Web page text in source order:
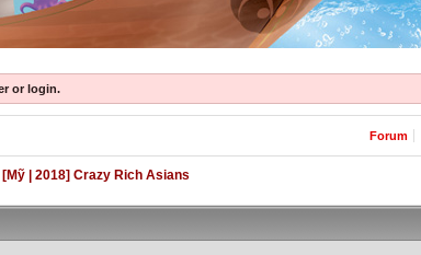
or login.
Forum
[Mỹ | 2018] Crazy Rich Asians